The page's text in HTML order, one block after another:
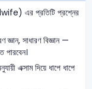
এর প্রতিটি প্রশ্নের
জ্ঞান, সাধারণ বিজ্ঞান —
পারবেন।
এক্সাম দিয়ে ধাপে ধাপে